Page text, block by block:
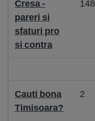
Cresa -
pareri si
sfaturi pro
si contra
148
Cauti bona
Timisoara?
2